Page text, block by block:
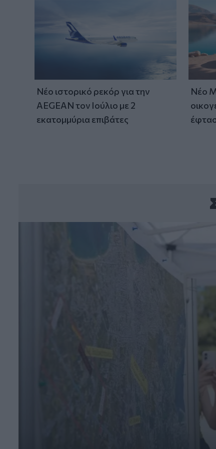
Νέο ιστορικό ρεκόρ για την
AEGEAN τον Ιούλιο με 2
εκατομμύρια επιβάτες
Νέο